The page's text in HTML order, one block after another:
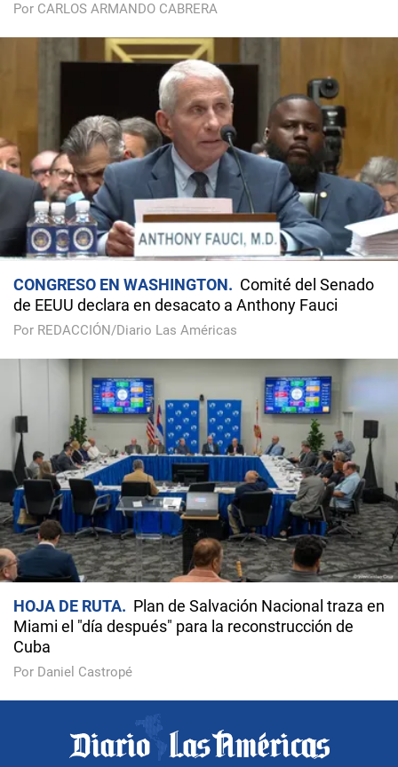
Por CARLOS ARMANDO CABRERA
CONGRESO EN WASHINGTON
Comité del Senado
de EEUU declara en desacato a Anthony Fauci
Por REDACCIÓN/Diario Las Américas
HOJA DE RUTA
Plan de Salvación Nacional traza en
Miami el "día después" para la reconstrucción de
Cuba
Por Daniel Castropé